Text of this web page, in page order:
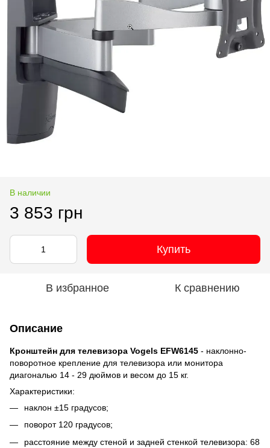
В наличии
3 853 грн
Купить
В избранное К сравнению
Описание
Кронштейн для телевизора Vogels EFW6145 - наклонно-
поворотное крепление для телевизора или монитора
диагональю 14 - 29 дюймов и весом до 15 кг.
Характеристики:
наклон ±15 градусов;
поворот 120 градусов;
расстояние между стеной и задней стенкой телевизора: 68